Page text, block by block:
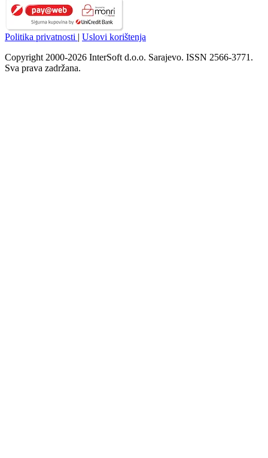
Politika privatnosti
Uslovi korištenja
Copyright 2000-2026 InterSoft d.o.o. Sarajevo. ISSN 2566-3771.
Sva prava zadržana.